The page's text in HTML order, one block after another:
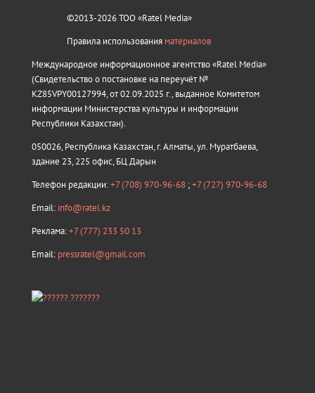
©2013-2026 ТОО «Ratel Media»
Правила использования материалов
Международное информационное агентство «Ratel Media»
(Свидетельство о постановке на переучёт №
KZ85VPY00127994, от 02.09.2025 г., выданное Комитетом
информации Министерства культуры и информации
Республики Казахстан).
050026, Республика Казахстан, г. Алматы, ул. Муратбаева,
здание 23, 225 офис, БЦ Дарын
Телефон редакции:+7 (708) 970-96-68 ;+7 (727) 970-96-68
Email: info@ratel.kz
Реклама:+7 (777) 233 50 13
Email: pressratel@gmail.com